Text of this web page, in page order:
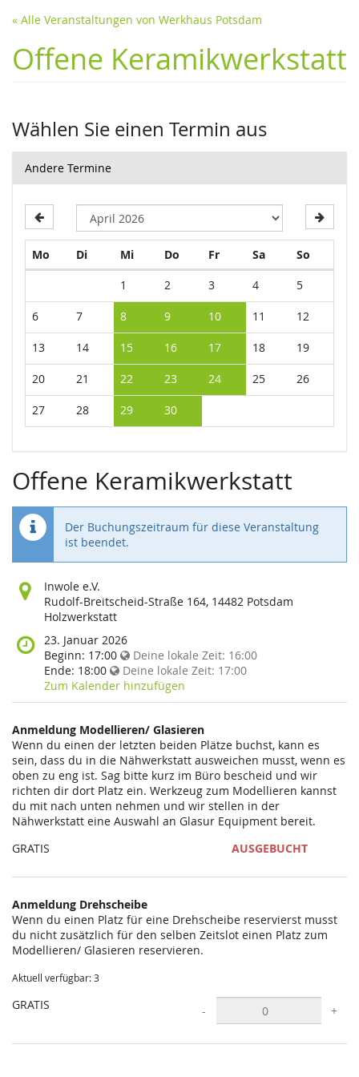
« Alle Veranstaltungen von Werkhaus Potsdam
Offene Keramikwerkstatt
Wählen Sie einen Termin aus
Andere Termine
Mo Montag
DiDienstag
MiMittwoch
Do Donnerstag
FrFreitagSaSamstag
So
1 2 3 4 5
6 7 8 9 10 11 12
13 14 15 16 17 18 19
20 21 22 23 24 25 26
27 28 29 30
Offene Keramikwerkstatt
Der Buchungszeitraum für diese Veranstaltung
ist beendet.
Wo
findet
diese
statt?
Inwole e.V.
Rudolf-Breitscheid-Straße 164, 14482 Potsdam
Holzwerkstatt
Wann
findet
diese
Veranstaltung
statt?
23. Januar 2026
Beginn: 17:00 Deine lokale Zeit: 16:00
Ende: 18:00 Deine lokale Zeit: 17:00
Zum Kalender hinzufügen
Anmeldung Modellieren/ Glasieren
Wenn du einen der letzten beiden Plätze buchst, kann es
sein, dass du in die Nähwerkstatt ausweichen musst, wenn es
oben zu eng ist. Sag bitte kurz im Büro bescheid und wir
richten dir dort Platz ein. Werkzeug zum Modellieren kannst
du mit nach unten nehmen und wir stellen in der
Nähwerkstatt eine Auswahl an Glasur Equipment bereit.
GRATIS
AUSGEBUCHT
Anmeldung Drehscheibe
Wenn du einen Platz für eine Drehscheibe reservierst musst
du nicht zusätzlich für den selben Zeitslot einen Platz zum
Modellieren/ Glasieren reservieren.
Aktuell verfügbar: 3
GRATIS - +